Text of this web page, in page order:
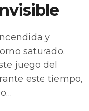
y
saturado.
juego del
este tiempo,